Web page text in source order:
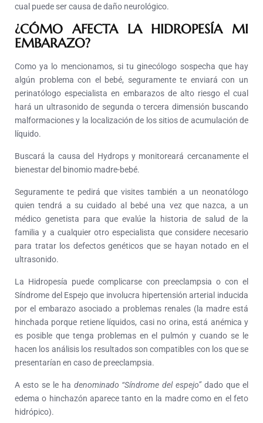
cual puede ser causa de daño neurológico.
¿CÓMO AFECTA LA HIDROPESÍA MI
EMBARAZO?
Como ya lo mencionamos, si tu ginecólogo sospecha que hay
algún problema con el bebé, seguramente te enviará con un
perinatólogo especialista en embarazos de alto riesgo el cual
hará un ultrasonido de segunda o tercera dimensión buscando
malformaciones y la localización de los sitios de acumulación de
líquido.
Buscará la causa del Hydrops y monitoreará cercanamente el
bienestar del binomio madre-bebé.
Seguramente te pedirá que visites también a un neonatólogo
quien tendrá a su cuidado al bebé una vez que nazca, a un
médico genetista para que evalúe la historia de salud de la
familia y a cualquier otro especialista que considere necesario
para tratar los defectos genéticos que se hayan notado en el
ultrasonido.
La Hidropesía puede complicarse con preeclampsia o con el
Síndrome del Espejo que involucra hipertensión arterial inducida
por el embarazo asociado a problemas renales (la madre está
hinchada porque retiene líquidos, casi no orina, está anémica y
es posible que tenga problemas en el pulmón y cuando se le
hacen los análisis los resultados son compatibles con los que se
presentarían en caso de preeclampsia.
A esto se le ha denominado “Síndrome del espejo”dado que el
edema o hinchazón aparece tanto en la madre como en el feto
hidrópico).